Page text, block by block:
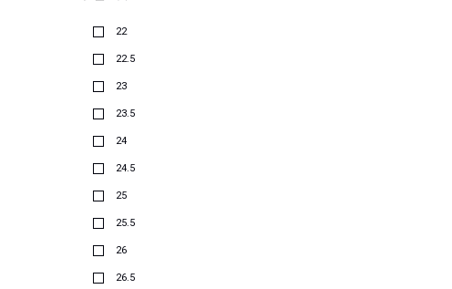
22
22.5
23
23.5
24
24.5
25
25.5
26
26.5